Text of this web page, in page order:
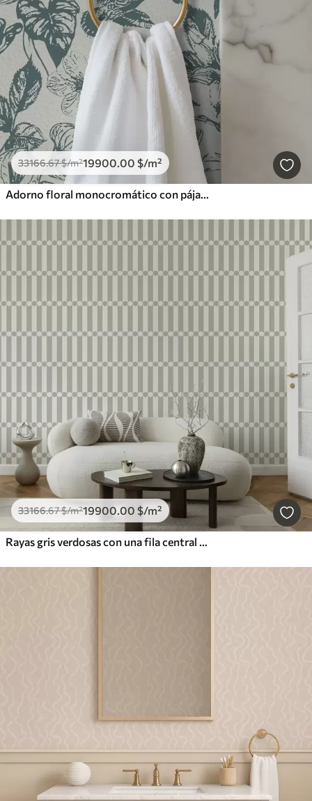
33166.67$/m²19900.00 $/m²
Adorno floral monocromático con pájaros
33166.67$/m²19900.00 $/m²
Rayas gris verdosas con una fila central de círculos